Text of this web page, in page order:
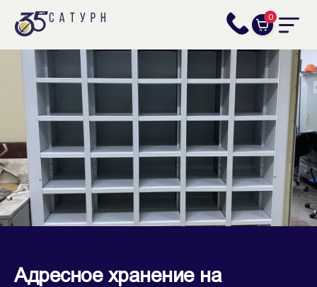
0
Адресное хранение на